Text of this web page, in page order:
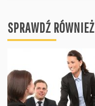
SPRAWDŹ RÓWNIEŻ